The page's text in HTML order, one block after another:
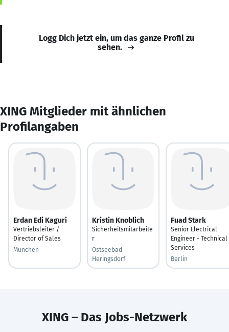
Logg Dich jetzt ein, um das ganze Profil zu
sehen.
XING Mitglieder mit ähnlichen
Profilangaben
Erdan Edi Kaguri
Vertriebsleiter /
Director of Sales
München
Kristin Knoblich
Sicherheitsmitarbeite
r
Ostseebad
Heringsdorf
Fuad Stark
Senior Electrical
Engineer - Technical
Services
Berlin
XING – Das Jobs-Netzwerk